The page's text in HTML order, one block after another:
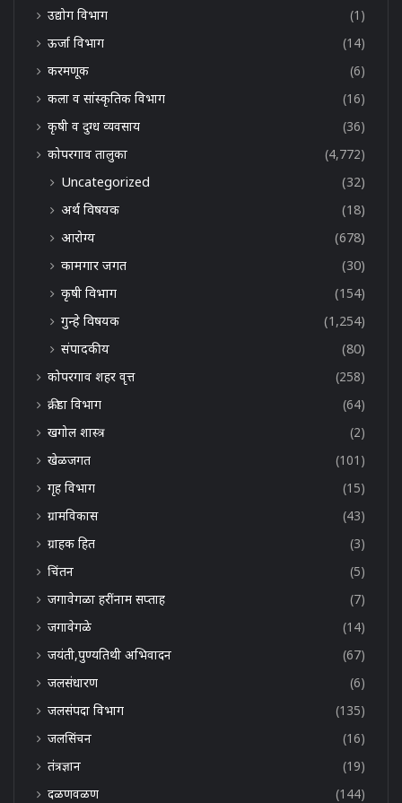
उद्योग विभाग
(1)
ऊर्जा विभाग
(14)
करमणूक
(6)
कला व सांस्कृतिक विभाग
(16)
कृषी व दुग्ध व्यवसाय
(36)
कोपरगाव तालुका
(4,772)
Uncategorized
(32)
अर्थ विषयक
(18)
आरोग्य
(678)
कामगार जगत
(30)
कृषी विभाग
(154)
गुन्हे विषयक
(1,254)
संपादकीय
(80)
कोपरगाव शहर वृत्त
(258)
क्रीडा विभाग
(64)
खगोल शास्त्र
(2)
खेळजगत
(101)
गृह विभाग
(15)
ग्रामविकास
(43)
ग्राहक हित
(3)
चिंतन
(5)
जगावेगळा हरींनाम सप्ताह
(7)
जगावेगळे
(14)
जयंती,पुण्यतिथी अभिवादन
(67)
जलसंधारण
(6)
जलसंपदा विभाग
(135)
जलसिंचन
(16)
तंत्रज्ञान
(19)
दळणवळण
(144)